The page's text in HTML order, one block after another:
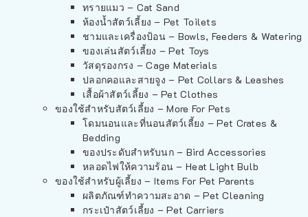
ทรายแมว – Cat Sand
ห้องน้ำสัตว์เลี้ยง – Pet Toilets
ชามและเครื่องป้อน – Bowls, Feeders & Watering
ของเล่นสัตว์เลี้ยง – Pet Toys
วัสดุรองกรง – Cage Materials
ปลอกคอและสายจูง – Pet Collars & Leashes
เสื้อผ้าสัตว์เลี้ยง – Pet Clothes
ของใช้สำหรับสัตว์เลี้ยง – More For Pets
โดมนอนและที่นอนสัตว์เลี้ยง – Pet Crates &
Bedding
ของประดับสำหรับนก – Bird Accessories
หลอดไฟให้ความร้อน – Heat Light Bulb
ของใช้สำหรับผู้เลี้ยง – Items For Pet Parents
ผลิตภัณฑ์ทำความสะอาด – Pet Cleaning
กระเป๋าสัตว์เลี้ยง – Pet Carriers